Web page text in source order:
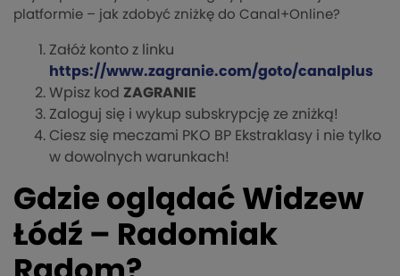
platformie – jak zdobyć zniżkę do Canal+Online?
Załóż konto z linku
https://www.zagranie.com/goto/canalplus
Wpisz kod ZAGRANIE
Zaloguj się i wykup subskrypcję ze zniżką!
Ciesz się meczami PKO BP Ekstraklasy i nie tylko
w dowolnych warunkach!
Gdzie oglądać Widzew
Łódź – Radomiak